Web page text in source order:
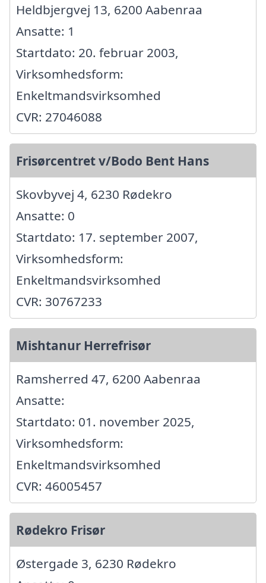
Heldbjergvej 13, 6200 Aabenraa
Ansatte: 1
Startdato: 20. februar 2003,
Virksomhedsform:
Enkeltmandsvirksomhed
CVR: 27046088
Frisørcentret v/Bodo Bent Hans
Skovbyvej 4, 6230 Rødekro
Ansatte: 0
Startdato: 17. september 2007,
Virksomhedsform:
Enkeltmandsvirksomhed
CVR: 30767233
Mishtanur Herrefrisør
Ramsherred 47, 6200 Aabenraa
Ansatte:
Startdato: 01. november 2025,
Virksomhedsform:
Enkeltmandsvirksomhed
CVR: 46005457
Rødekro Frisør
Østergade 3, 6230 Rødekro